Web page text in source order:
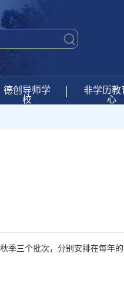
德创导师学
校
非学历教
心
季三个批次，分别安排在每年